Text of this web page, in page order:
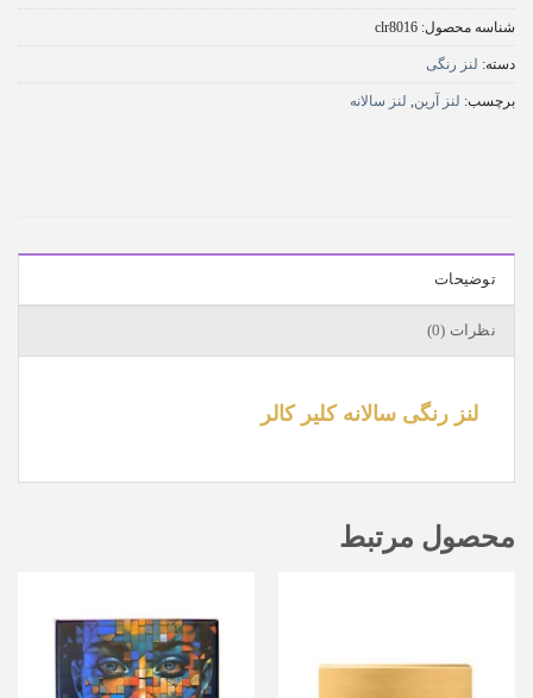
شناسه محصول: clr8016
دسته: لنز رنگی
برچسب: لنز آرین, لنز سالانه
توضیحات
نظرات (0)
لنز رنگی سالانه کلیر کالر
محصول مرتبط